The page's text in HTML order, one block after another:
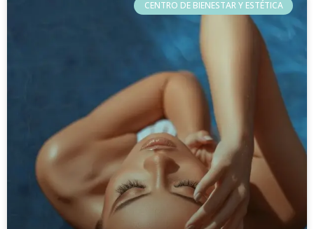
CENTRO DE BIENESTAR Y ESTÉTICA